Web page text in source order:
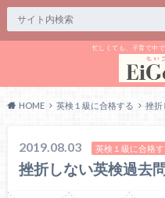
忙しくても、子育て中
HOME 英検１級に合格する 挫折
2019.08.03 英検１級に合格す
挫折しない英検過去